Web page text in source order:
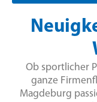
Ob sportlicher
ganze
Magdeburg